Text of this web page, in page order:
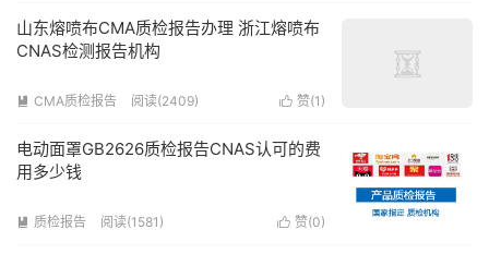
山东熔喷布CMA质检报告办理 浙江熔喷布
CNAS检测报告机构
 赞(1 )
 CMA质检报告 阅读(2409)
电动面罩GB2626质检报告CNAS认可的费
用多少钱
 赞(0)
 质检报告 阅读(1581)